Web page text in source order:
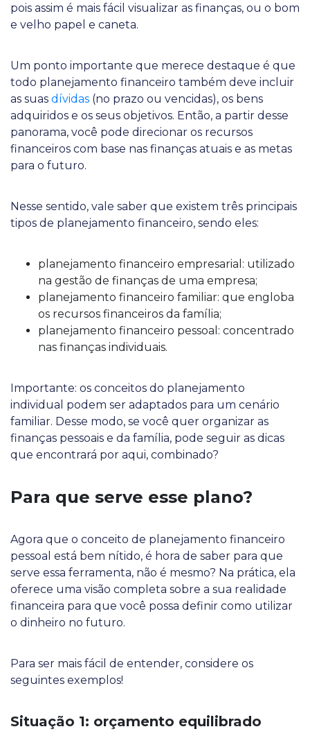
pois assim é mais fácil visualizar as finanças, ou o bom
e velho papel e caneta.
Um ponto importante que merece destaque é que
todo planejamento financeiro também deve incluir
as suas dívidas (no prazo ou vencidas), os bens
adquiridos e os seus objetivos. Então, a partir desse
panorama, você pode direcionar os recursos
financeiros com base nas finanças atuais e as metas
para o futuro.
Nesse sentido, vale saber que existem três principais
tipos de planejamento financeiro, sendo eles:
planejamento financeiro empresarial: utilizado
na gestão de finanças de uma empresa;
planejamento financeiro familiar: que engloba
os recursos financeiros da família;
planejamento financeiro pessoal: concentrado
nas finanças individuais.
Importante: os conceitos do planejamento
individual podem ser adaptados para um cenário
familiar. Desse modo, se você quer organizar as
finanças pessoais e da família, pode seguir as dicas
que encontrará por aqui, combinado?
Para que serve esse plano?
Agora que o conceito de planejamento financeiro
pessoal está bem nítido, é hora de saber para que
serve essa ferramenta, não é mesmo? Na prática, ela
oferece uma visão completa sobre a sua realidade
financeira para que você possa definir como utilizar
o dinheiro no futuro.
Para ser mais fácil de entender, considere os
seguintes exemplos!
Situação 1: orçamento equilibrado